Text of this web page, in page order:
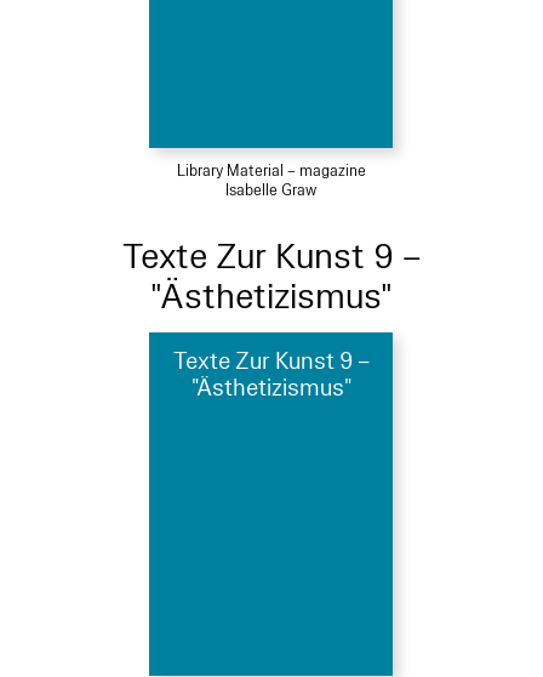
Library Material – magazine
Isabelle Graw
Texte Zur Kunst 9 –
"Ästhetizismus"
Texte Zur Kunst 9 –
"Ästhetizismus"